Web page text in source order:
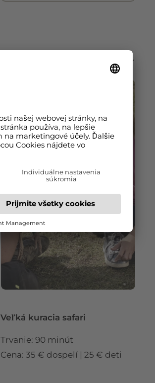
VŠETKY ROKY
Veľká kuracia safari
Trvanie: 90 minút
Cena: 35 € dospelí | 25 € deti